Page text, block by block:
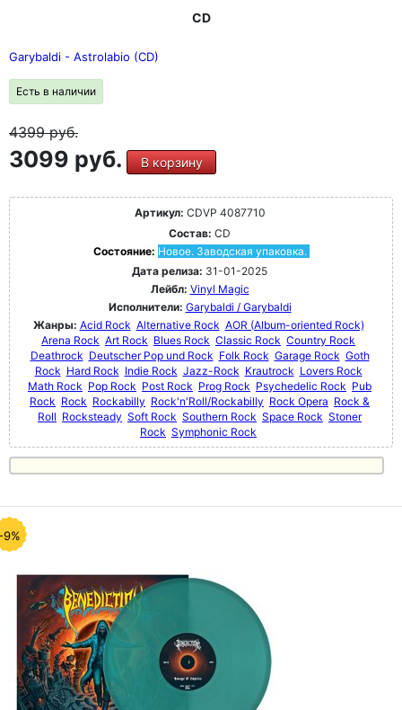
CD
Garybaldi - Astrolabio (CD)
Есть в наличии
4399руб.
3099 руб. В корзину
Артикул: CDVP 4087710
Состав: CD
Состояние: Новое. Заводская упаковка.
Дата релиза: 31-01-2025
Лейбл: Vinyl Magic
Исполнители: Garybaldi / Garybaldi
Жанры: Acid Rock Alternative Rock AOR (Album-oriented Rock)
Arena Rock Art Rock Blues Rock Classic Rock Country Rock
Deathrock Deutscher Pop und Rock Folk Rock Garage Rock Goth
Rock Hard Rock Indie Rock Jazz-Rock Krautrock Lovers Rock
Math Rock Pop Rock Post Rock Prog Rock Psychedelic Rock Pub
Rock Rock Rockabilly Rock'n'Roll/Rockabilly Rock Opera Rock &
Roll Rocksteady Soft Rock Southern Rock Space Rock Stoner
Rock Symphonic Rock
9%